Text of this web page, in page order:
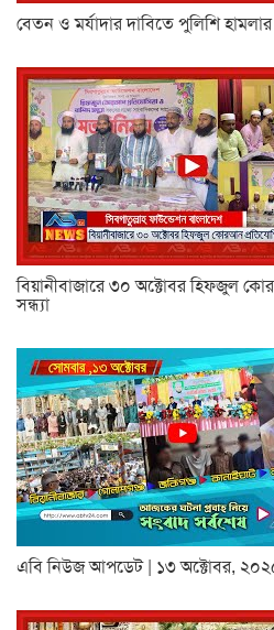
বেতন ও মর্যাদার দাবিতে পুলিশি
বিয়ানীবাজারে ৩০ অক্টোবর হিফজুল
সন্ধ্যা
এবি নিউজ আপডেট | ১৩ অক্টোবর,